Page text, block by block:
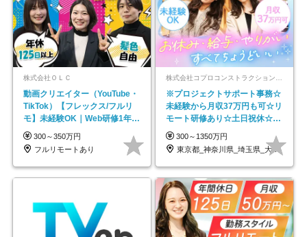
株式会社ＯＬＣ
動画クリエイター（YouTube・
TikTok）【フレックス/フルリ
モ】未経験OK｜Web研修1年間
｜副業OK
300～350万円
フルリモートあり
※プロジェクトサポート事務☆
未経験から月収37万円も可☆リ
モート研修あり☆土日祝休☆20
代～30代活躍/b
300～1350万円
東京都_神奈川県_埼玉県_大阪府_愛知県…